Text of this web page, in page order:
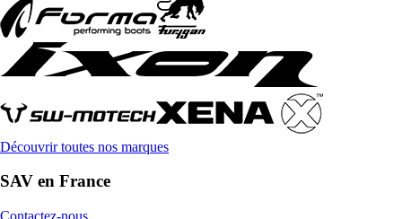
Découvrir toutes nos marques
SAV en France
Contactez-nous